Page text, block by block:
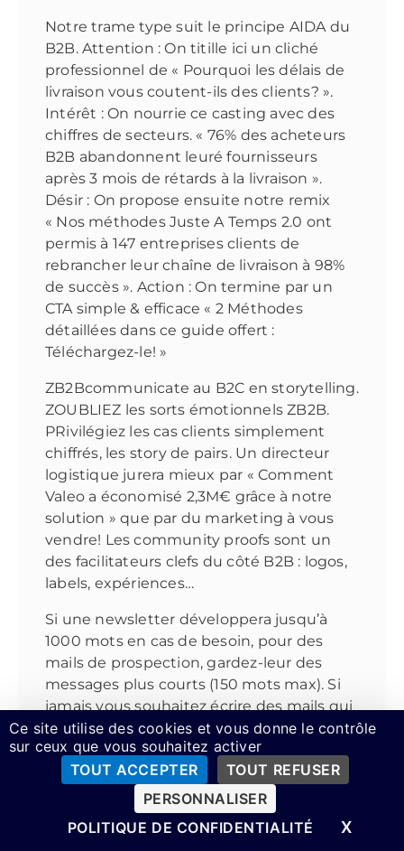
Notre trame type suit le principe AIDA du
B2B. Attention : On titille ici un cliché
professionnel de « Pourquoi les délais de
livraison vous coutent-ils des clients? ».
Intérêt : On nourrie ce casting avec des
chiffres de secteurs. « 76% des acheteurs
B2B abandonnent leuré fournisseurs
après 3 mois de rétards à la livraison ».
Désir : On propose ensuite notre remix
« Nos méthodes Juste A Temps 2.0 ont
permis à 147 entreprises clients de
rebrancher leur chaîne de livraison à 98%
de succès ». Action : On termine par un
CTA simple & efficace « 2 Méthodes
détaillées dans ce guide offert :
Téléchargez-le! »
ZB2Bcommunicate au B2C en storytelling.
ZOUBLIEZ les sorts émotionnels ZB2B.
PRivilégiez les cas clients simplement
chiffrés, les story de pairs. Un directeur
logistique jurera mieux par « Comment
Valeo a économisé 2,3M€ grâce à notre
solution » que par du marketing à vous
vendre! Les community proofs sont un
des facilitateurs clefs du côté B2B : logos,
labels, expériences…
Si une newsletter développera jusqu’à
1000 mots en cas de besoin, pour des
mails de prospection, gardez-leur des
messages plus courts (150 mots max). Si
jamais vous souhaitez écrire des mails qui
nourrissent votre backlist (sans vente),
contentez-vous d’entre 400 et 600 mots.
Le « Soi-disant long » c’est toujours des
petites idées de Facebook à mettre en
valeur, il faut par contre des titres,
spamchecks et quelques muets à peine
Ce site utilise des cookies et vous donne le contrôle
sur ceux que vous souhaitez activer
TOUT ACCEPTER
TOUT REFUSER
PERSONNALISER
POLITIQUE DE CONFIDENTIALITÉ
X